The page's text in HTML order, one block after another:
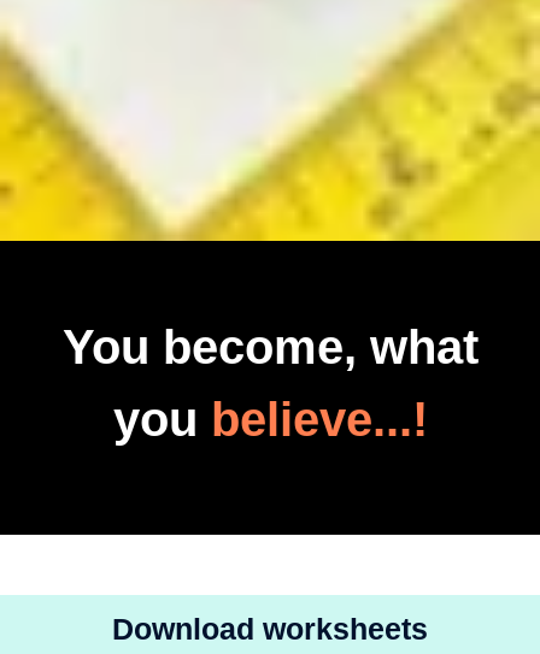
You become, what
you believe...!
Download worksheets